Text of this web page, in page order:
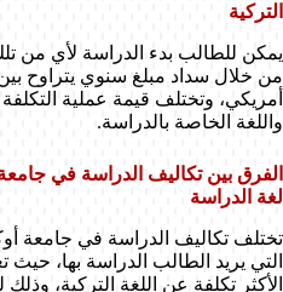
التركية
يمكن للطالب بدء الدراسة لأي من
أمريكي، وتختلف قيمة عملية التكلفة
واللغة الخاصة بالدراسة.
الفرق بين تكاليف الدراسة في
لغة الدراسة
تختلف تكاليف الدراسة في جامعة
التي يريد الطالب الدراسة بها، حيث
الأكثر تكلفة عن اللغة التركية،